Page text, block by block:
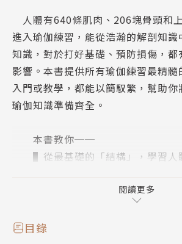
人體有640條肌肉、206塊骨頭和
進入瑜伽練習，能從浩瀚的解剖知
知識，對於打好基礎、預防損傷，都
影響。本書提供所有瑜伽練習最精
入門或教學，都能以簡馭繁，幫助你
瑜伽知識準備齊全。
本書教你──
▌從最基礎的「結構」，學習人
端、上下方、屈曲伸張……
→認識關鍵的骨骼和關節部位，
用。
閱讀更多
目錄